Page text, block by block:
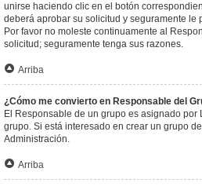
unirse haciendo clic en el botón
deberá aprobar su solicitud y seguramente le
Por favor no moleste continuamente al
solicitud; seguramente tenga sus razones.
Arriba
¿Cómo me convierto en Responsable del
El Responsable de un grupo es asignado por
grupo. Si está interesado en crear un grupo
Administración.
Arriba